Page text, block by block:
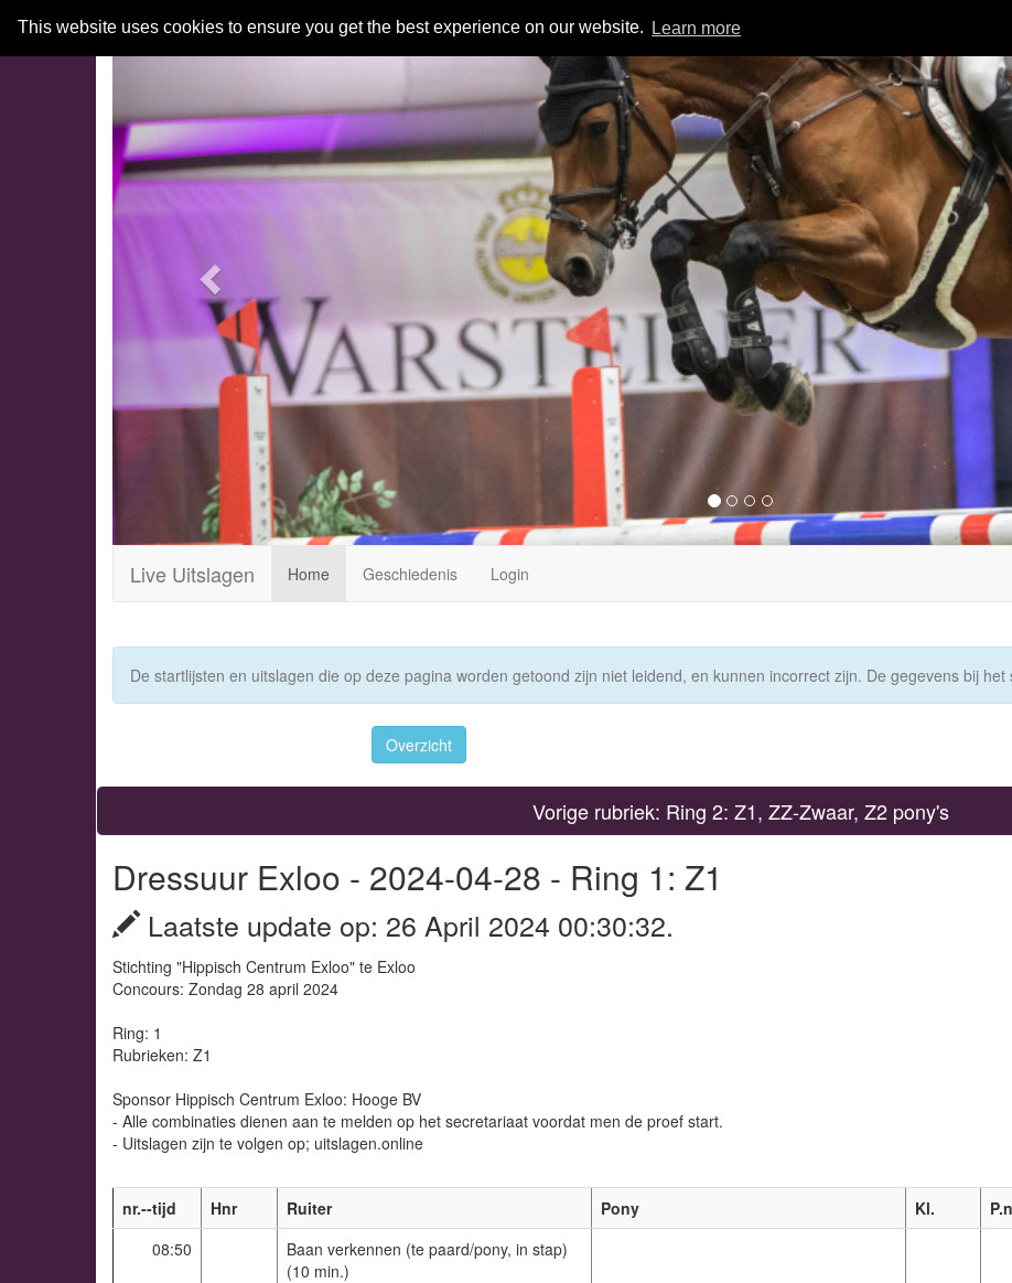
This website uses cookies to ensure you get the best experience on our website. Learn more
Previous
Live Uitslagen Home Geschiedenis Login
De startlijsten en uitslagen die op deze pagina worden getoond zijn niet leidend, en kunnen incorrect zijn. De gegevens bij
Overzicht
Vorige rubriek: Ring 2: Z1, ZZ-Zwaar, Z2 pony's
Dressuur Exloo - 2024-04-28 - Ring 1: Z1
Laatste update op: 26 April 2024 00:30:32.
Stichting "Hippisch Centrum Exloo" te Exloo
Concours: Zondag 28 april 2024
Ring: 1
Rubrieken: Z1
Sponsor Hippisch Centrum Exloo: Hooge BV
- Alle combinaties dienen aan te melden op het secretariaat voordat men de proef start.
- Uitslagen zijn te volgen op; uitslagen.online
nr.--tijd Hnr Ruiter Pony Kl.
08:50
Baan verkennen (te paard/pony, in stap)
(10 min.)